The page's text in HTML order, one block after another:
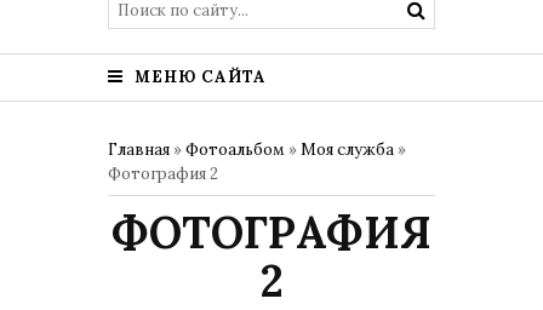
МЕНЮ САЙТА
Главная »Фотоальбом »Моя служба »
Фотография 2
ФОТОГРАФИЯ
2